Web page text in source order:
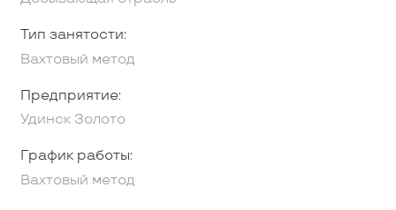
Тип занятости:
Вахтовый метод
Предприятие:
Удинск Золото
График работы:
Вахтовый метод